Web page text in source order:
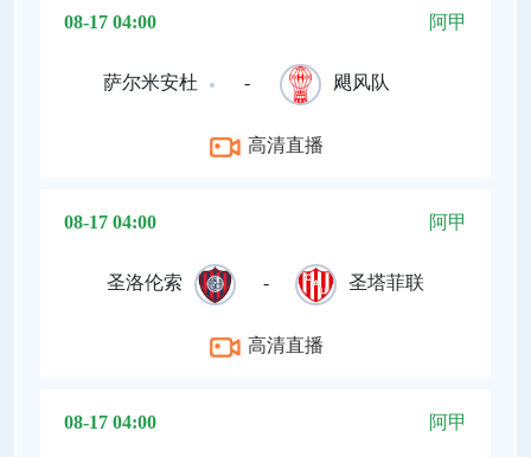
08-17 04:00 阿甲
萨尔米安杜 - 飓风队
高清直播
08-17 04:00 阿甲
圣洛伦索 - 圣塔菲联
高清直播
08-17 04:00 阿甲